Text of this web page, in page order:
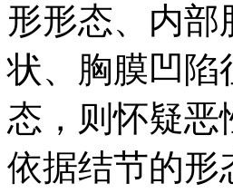
形形态、内部
状、胸膜凹陷
态，则怀疑恶
依据结节的形